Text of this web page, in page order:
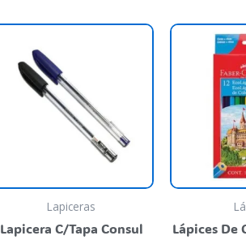
Lapiceras
Lapicera C/Tapa Consul
Este
se
elegirLápices De